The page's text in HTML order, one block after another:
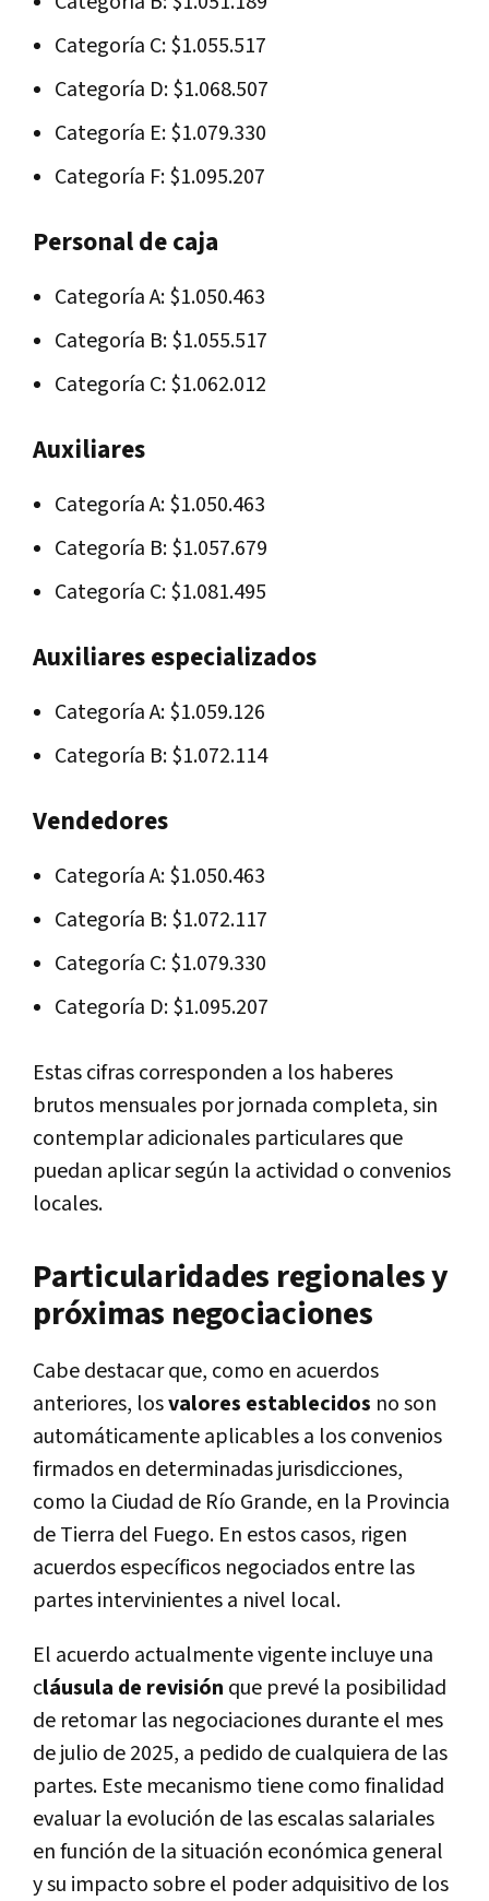
Categoría C: $1.055.517
Categoría D: $1.068.507
Categoría E: $1.079.330
Categoría F: $1.095.207
Personal de caja
Categoría A: $1.050.463
Categoría B: $1.055.517
Categoría C: $1.062.012
Auxiliares
Categoría A: $1.050.463
Categoría B: $1.057.679
Categoría C: $1.081.495
Auxiliares especializados
Categoría A: $1.059.126
Categoría B: $1.072.114
Vendedores
Categoría A: $1.050.463
Categoría B: $1.072.117
Categoría C: $1.079.330
Categoría D: $1.095.207
Estas cifras corresponden a los haberes
brutos mensuales por jornada completa, sin
contemplar adicionales particulares que
puedan aplicar según la actividad o convenios
locales.
Particularidades regionales y
próximas negociaciones
Cabe destacar que, como en acuerdos
anteriores, losvalores establecidos no son
automáticamente aplicables a los convenios
firmados en determinadas jurisdicciones,
como la Ciudad de Río Grande, en la Provincia
de Tierra del Fuego. En estos casos, rigen
acuerdos específicos negociados entre las
partes intervinientes a nivel local.
El acuerdo actualmente vigente incluye una
cláusula de revisión que prevé la posibilidad
de retomar las negociaciones durante el mes
de julio de 2025, a pedido de cualquiera de las
partes. Este mecanismo tiene como finalidad
evaluar la evolución de las escalas salariales
en función de la situación económica general
y su impacto sobre el poder adquisitivo de los